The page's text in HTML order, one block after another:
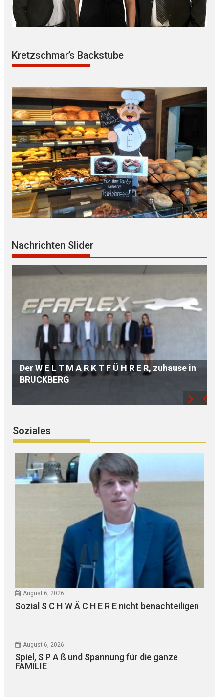
Kretzschmar’s Backstube
Nachrichten Slider
Hochwertige A U S B I L D U N G dank
modernster TECHNIK
Soziales
August 6, 2026
Sozial S C H W Ä C H E R E nicht benachteiligen
August 6, 2026
Spiel, S P A ß und Spannung für die ganze
FAMILIE